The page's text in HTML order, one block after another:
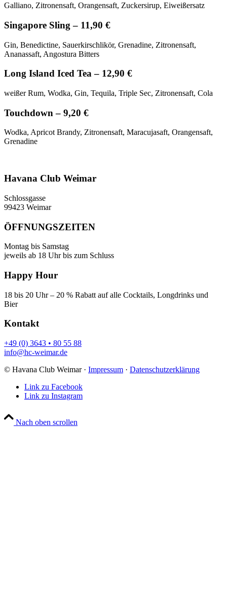
Galliano, Zitronensaft, Orangensaft, Zuckersirup, Eiweißersatz
Singapore Sling – 11,90 €
Gin, Benedictine, Sauerkirschlikör, Grenadine, Zitronensaft,
Ananassaft, Angostura Bitters
Long Island Iced Tea – 12,90 €
weißer Rum, Wodka, Gin, Tequila, Triple Sec, Zitronensaft, Cola
Touchdown – 9,20 €
Wodka, Apricot Brandy, Zitronensaft, Maracujasaft, Orangensaft,
Grenadine
Havana Club Weimar
Schlossgasse
99423 Weimar
ÖFFNUNGSZEITEN
Montag bis Samstag
jeweils ab 18 Uhr bis zum Schluss
Happy Hour
18 bis 20 Uhr – 20 % Rabatt auf alle Cocktails, Longdrinks und
Bier
Kontakt
+49 (0) 3643 • 80 55 88
info@hc-weimar.de
© Havana Club Weimar · Impressum · Datenschutzerklärung
Link zu Facebook
Link zu Instagram
Nach oben scrollen